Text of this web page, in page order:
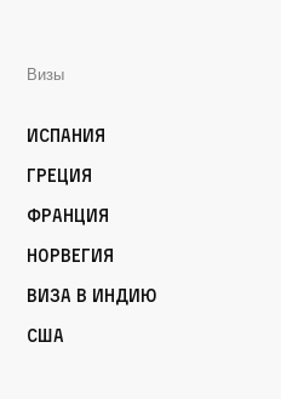
Визы
Испания
Греция
Франция
Норвегия
Виза в Индию
США